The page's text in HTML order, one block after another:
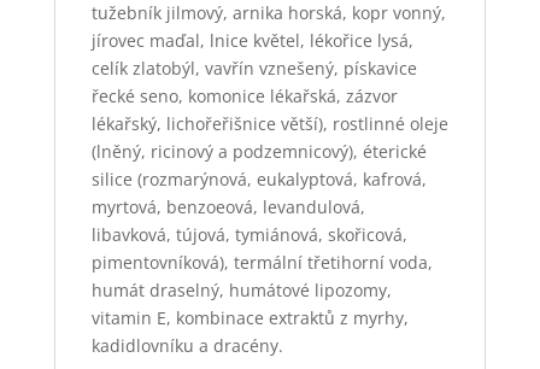
tužebník jilmový, arnika horská, kopr vonný,
jírovec maďal, lnice květel, lékořice lysá,
celík zlatobýl, vavřín vznešený, pískavice
řecké seno, komonice lékařská, zázvor
lékařský, lichořeřišnice větší), rostlinné oleje
(lněný, ricinový a podzemnicový), éterické
silice (rozmarýnová, eukalyptová, kafrová,
myrtová, benzoeová, levandulová,
libavková, tújová, tymiánová, skořicová,
pimentovníková), termální třetihorní voda,
humát draselný, humátové lipozomy,
vitamin E, kombinace extraktů z myrhy,
kadidlovníku a dracény.